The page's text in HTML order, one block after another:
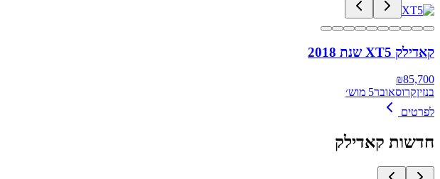
קאדילק XT5 שנת 2018
₪85,700
בנזיןקרוסאובר5 מוש׳
לפרטים
חדשות קאדילק